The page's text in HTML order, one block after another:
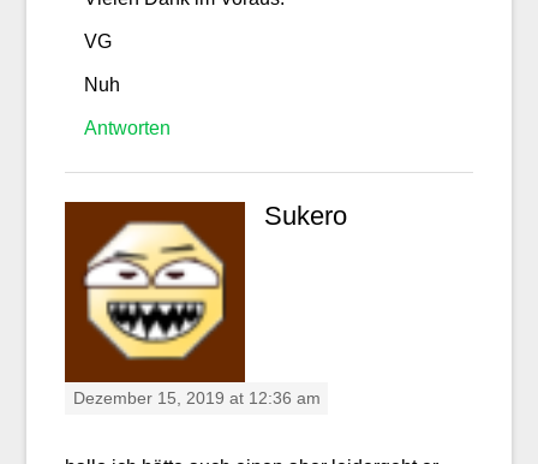
VG
Nuh
Antworten
Sukero
Dezember 15, 2019 at 12:36 am